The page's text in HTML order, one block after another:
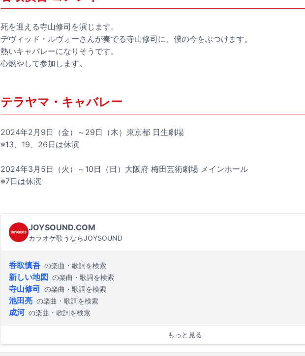
死を迎える寺山修司を演じます。
デヴィッド・ルヴォーさんが奏でる寺山修司に、僕の今をぶつけます。
熱いキャバレーになりそうです。
心燃やして参加します。
テラヤマ・キャバレー
2024年2月9日（金）～29日（木）東京都 日生劇場
※13、19、26日は休演
2024年3月5日（火）～10日（日）大阪府 梅田芸術劇場 メインホール
※7日は休演
JOYSOUND.COM
カラオケ歌うならJOYSOUND
香取慎吾 の楽曲・歌詞を検索
新しい地図 の楽曲・歌詞を検索
寺山修司 の楽曲・歌詞を検索
池田亮 の楽曲・歌詞を検索
成河 の楽曲・歌詞を検索
もっと見る